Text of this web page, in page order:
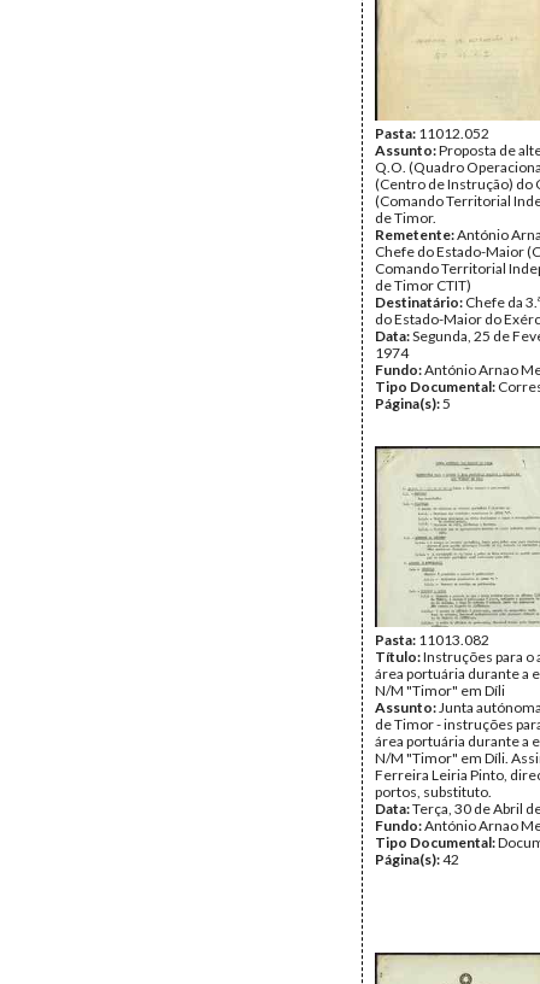
Pasta: 11012.052
Assunto:Proposta de
Q.O. (Quadro
(Centro de Instrução) do
(Comando Territorial
de Timor.
Remetente:António
Chefe do Estado-Maior
Comando Territorial
de Timor CTIT)
Destinatário: Chefe da
do Estado-Maior do
Data:Segunda, 25 de
1974
Fundo:António Arnao
Tipo Documental:
Página(s):5
Pasta: 11013.082
Título:Instruções para o
área portuária durante a
N/M "Timor" em Díli
Assunto:Junta
de Timor - instruções
área portuária durante a
N/M "Timor" em Díli.
Ferreira Leiria Pinto,
portos, substituto.
Data:Terça, 30 de Abril
Fundo:António Arnao
Tipo Documental:
Página(s):42